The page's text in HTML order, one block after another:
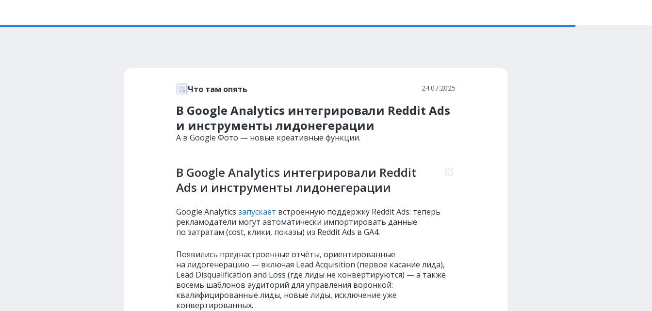
Что там опять 24.07.2025
В Google Analytics интегрировали Reddit Ads
и инструменты лидонегерации
А в Google Фото — новые креативные функции.
В Google Analytics интегрировали Reddit
Ads и инструменты лидонегерации
Google Analytics запускает встроенную поддержку Reddit Ads: теперь
рекламодатели могут автоматически импортировать данные
по затратам (cost, клики, показы) из Reddit Ads в GA4.
Появились преднастроенные отчёты, ориентированные
на лидогенерацию — включая Lead Acquisition (первое касание лида),
Lead Disqualification and Loss (где лиды не конвертируются) — а также
восемь шаблонов аудиторий для управления воронкой:
квалифицированные лиды, новые лиды, исключение уже
конвертированных.